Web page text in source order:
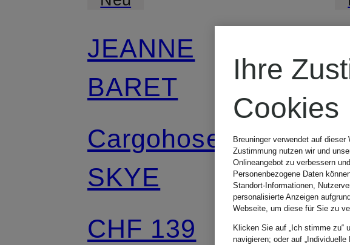
JEANNE
BARET
Cargohose
SKYE
CHF 139
Ihre
Cookies
Breuninger verwendet auf dieser
Zustimmung nutzen wir und
Onlineangebot zu verbessern
Personenbezogene Daten
Standort-Informationen,
personalisierte Anzeigen
Webseite, um diese für Sie zu
Klicken Sie auf „Ich stimme zu“
navigieren; oder auf